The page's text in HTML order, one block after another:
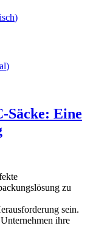
)
)
Säcke: Eine
zu
sein.
ihre